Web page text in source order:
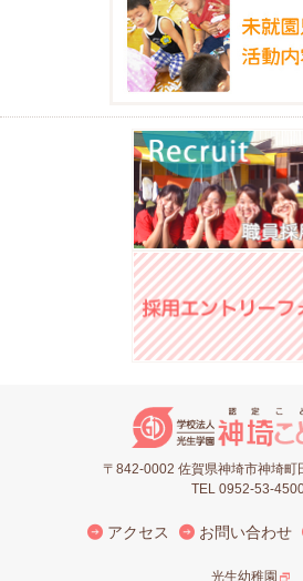
〒842-0002 佐賀県神埼市神埼町
TEL 0952-53-
アクセス お問い合わせ
光生幼稚園